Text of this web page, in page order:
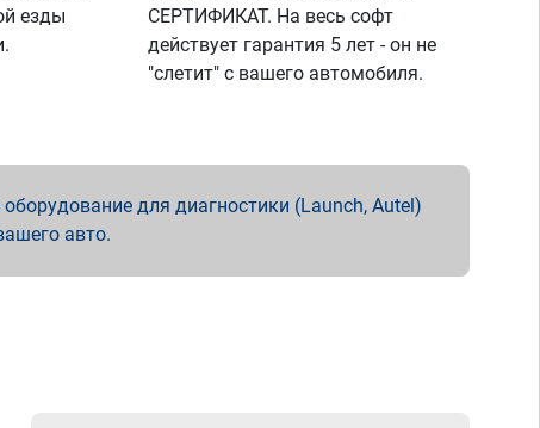
езды
СЕРТИФИКАТ. На весь софт
действует гарантия 5 лет - он не
"слетит" с вашего автомобиля.
для диагностики (Launch, Autel)
авто.